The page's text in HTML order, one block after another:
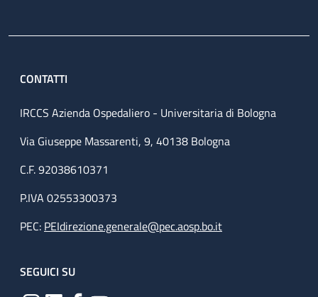
CONTATTI
IRCCS Azienda Ospedaliero - Universitaria di Bologna
Via Giuseppe Massarenti, 9, 40138 Bologna
C.F. 92038610371
P.IVA 02553300373
PEC: PEIdirezione.generale@pec.aosp.bo.it
SEGUICI SU